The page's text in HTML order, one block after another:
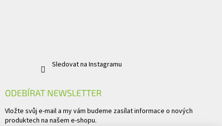
Sledovat na Instagramu
ODEBÍRAT NEWSLETTER
Vložte svůj e-mail a my vám budeme zasílat informace o nových
produktech na našem e-shopu.